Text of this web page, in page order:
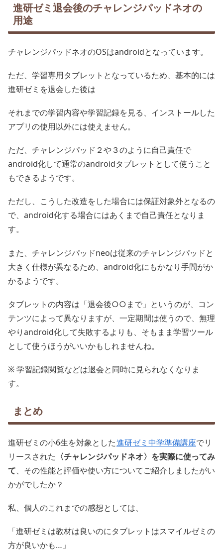
進研ゼミ退会後のチャレンジパッドネオの
用途
チャレンジパッドネオのOSはandroidとなっています。
ただ、学習専用タブレットとなっているため、基本的には
進研ゼミを退会した後は
それまでの学習内容や学習記録を見る、インストールした
アプリの使用以外には使えません。
ただ、チャレンジパッド２や３のように自己責任で
android化して通常のandroidタブレットとして使うこと
もできるようです。
ただし、こうした改造をした場合には保証対象外となるの
で、android化する場合にはあくまで自己責任となりま
す。
また、チャレンジパッドneoは従来のチャレンジパッドと
大きく仕様が異なるため、android化にもかなり手間がか
かるようです。
タブレットの内容は「退会後○○まで」というのが、コン
テンツによって異なりますが、一定期間は使うので、無理
やりandroid化して失敗するよりも、そもまま学習ツール
として使うほうがいいかもしれませんね。
※ 学習記録閲覧などは退会と同時に見られなくなりま
す。
まとめ
進研ゼミの小6生を対象とした進研ゼミ中学準備講座でリ
リースされた 〈チャレンジパッドネオ〉を実際に使ってみ
て、その性能と評価や使い方についてご紹介しましたがい
かがでしたか？
私、個人のこれまでの感想としては、
「進研ゼミは教材は良いのにタブレットはスマイルゼミの
方が良いかも…」